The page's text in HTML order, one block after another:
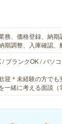
務、価格登録、納
期調整、入庫確認
/ ブランクOK / パソ
迎＊未経験の方で
一緒に考える面談